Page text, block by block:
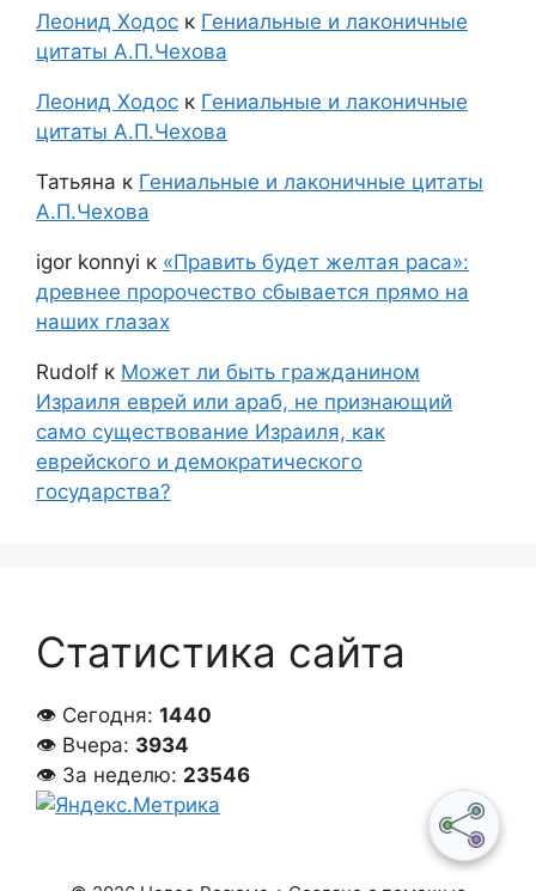
Леонид Ходос к Гениальные и лаконичные
цитаты А.П.Чехова
Леонид Ходос к Гениальные и лаконичные
цитаты А.П.Чехова
Татьяна к Гениальные и лаконичные цитаты
А.П.Чехова
igor konnyi к «Править будет желтая раса»:
древнее пророчество сбывается прямо на
наших глазах
Rudolf к Может ли быть гражданином
Израиля еврей или араб, не признающий
само существование Израиля, как
еврейского и демократического
государства?
Статистика сайта
👁 Сегодня: 1440
👁 Вчера: 3934
👁 За неделю: 23546